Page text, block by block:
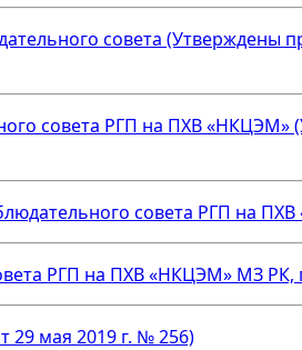
совета (Утверждены
совета РГП на ПХВ
совета РГП на
РГП на ПХВ «НКЦЭМ» МЗ РК,
мая 2019 г. № 256)